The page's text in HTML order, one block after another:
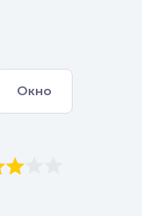
Окно